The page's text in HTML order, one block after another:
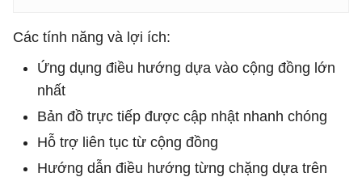
Các tính năng và lợi ích:
Ứng dụng điều hướng dựa vào cộng đồng lớn
nhất
Bản đồ trực tiếp được cập nhật nhanh chóng
Hỗ trợ liên tục từ cộng đồng
Hướng dẫn điều hướng từng chặng dựa trên